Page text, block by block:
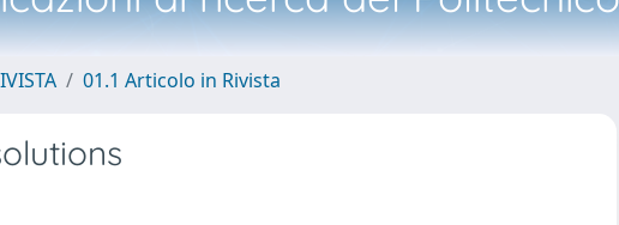
01.1 Articolo in Rivista